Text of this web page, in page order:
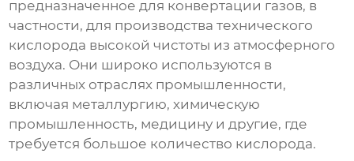
предназначенное для конвертации газов, в
частности, для производства технического
кислорода высокой чистоты из атмосферного
воздуха. Они широко используются в
различных отраслях промышленности,
включая металлургию, химическую
промышленность, медицину и другие, где
требуется большое количество кислорода.